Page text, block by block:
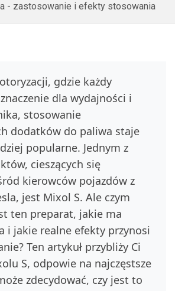
- zastosowanie i efekty stosowania
gdzie każdy
znaczenie dla wydajności i
stosowanie
dodatków do paliwa staje
popularne. Jednym z
cieszących się
kierowców pojazdów z
jest Mixol S. Ale czym
ten preparat, jakie ma
i jakie realne efekty przynosi
Ten artykuł przybliży Ci
S, odpowie na najczęstsze
zdecydować, czy jest to